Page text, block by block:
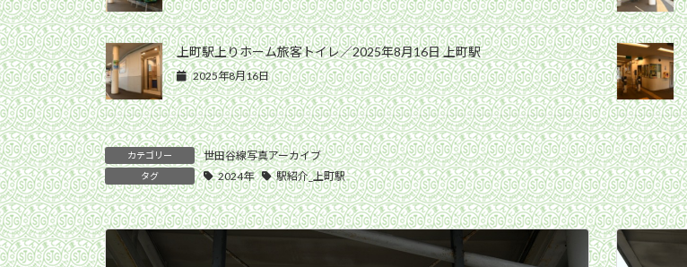
上町駅上りホーム旅客トイレ／2025年8月16日 上町駅
2025年8月16日
カテゴリー 世田谷線写真アーカイブ
タグ 2024年 駅紹介_上町駅